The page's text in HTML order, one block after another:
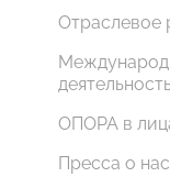
Отраслевое
ОПОРА в
Пресса о нас